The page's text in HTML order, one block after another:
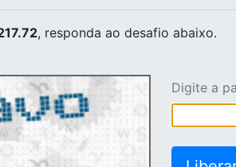
, responda ao desafio abaixo.
Digite a